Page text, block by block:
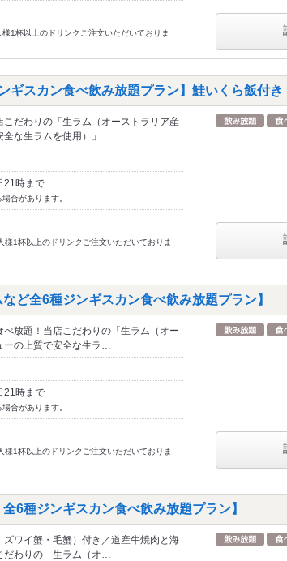
1杯以上のドリンクご注文いただいておりま
ギスカン食べ飲み放題プラン】鮭いくら飯付き
だわりの「生ラム（オーストラリア産
全な生ラムを使用）」…
21時まで
合があります。
1杯以上のドリンクご注文いただいておりま
ど全6種ジンギスカン食べ飲み放題プラン】
放題！当店こだわりの「生ラム（オー
ーの上質で安全な生ラ…
21時まで
合があります。
1杯以上のドリンクご注文いただいておりま
6種ジンギスカン食べ飲み放題プラン】
ワイ蟹・毛蟹）付き／道産牛焼肉と海
だわりの「生ラム（オ…